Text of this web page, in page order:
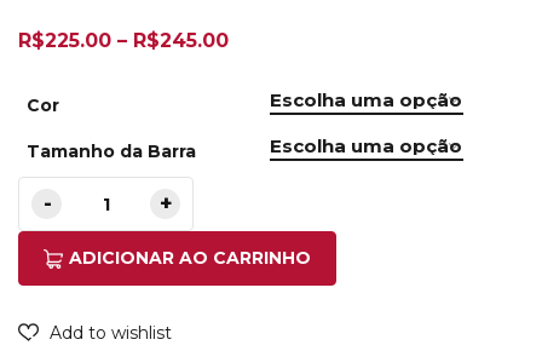
R$225.00 – R$245.00
Cor
Tamanho da Barra
ADICIONAR AO CARRINHO
Add to wishlist